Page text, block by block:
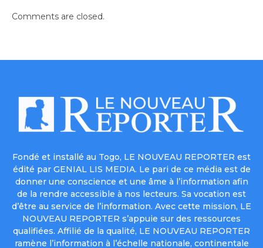
Comments are closed.
Fondé et installé au Togo, LE NOUVEAU REPORTER est
édité par GENIAL LIS MEDIA. Le pari de ce média est de
donner une conscience et une âme à l’information afin
de la rendre accessible à nos lecteurs. Sa vocation est
d’être au service de l’information. Avec cette mission, LE
NOUVEAU REPORTER s’appuie sur des ressources
qualifiées. Affilié de la qualité, LE NOUVEAU REPORTER
ramène l’information à l’échelle nationale, continentale